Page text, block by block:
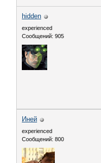
hidden
experienced
Сообщений: 905
Иней
experienced
Сообщений: 800